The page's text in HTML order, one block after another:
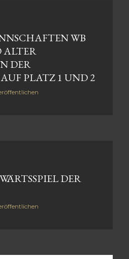
WB
ALTER
DER
PLATZ 1 UND 2
DER